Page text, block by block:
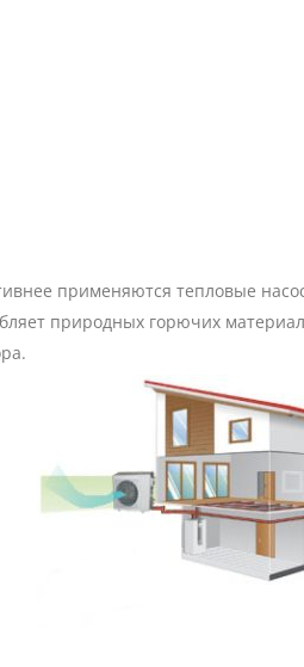
применяются тепловые
природных горючих